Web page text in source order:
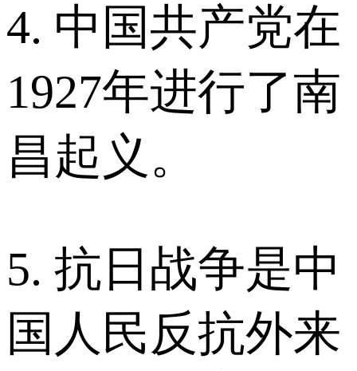
4. 中国共产党在
1927年进行了南
昌起义。
5. 抗日战争是中
国人民反抗外来